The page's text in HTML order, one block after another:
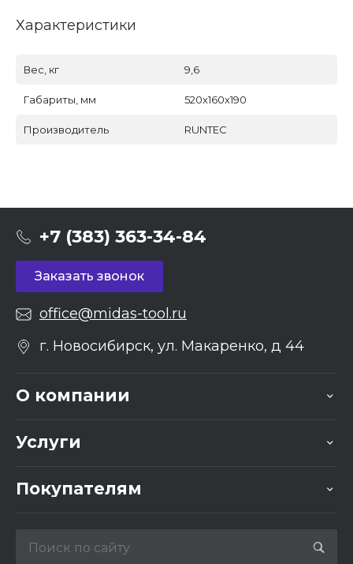
Характеристики
Вес, кг 9,6
Габариты, мм 520x160x190
Производитель RUNTEC
+7 (383) 363-34-84
Заказать звонок
office@midas-tool.ru
г. Новосибирск, ул. Макаренко, д 44
О компании
Услуги
Покупателям